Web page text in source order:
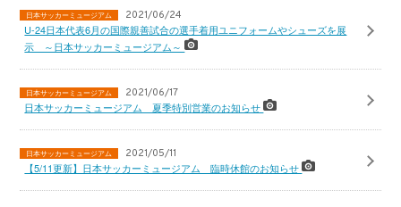
日本サッカーミュージアム 2021/06/24
U-24日本代表6月の国際親善試合の選手着用ユニフォームやシューズを展
示 ～日本サッカーミュージアム～
日本サッカーミュージアム 2021/06/17
日本サッカーミュージアム 夏季特別営業のお知らせ
日本サッカーミュージアム 2021/05/11
【5/11更新】日本サッカーミュージアム 臨時休館のお知らせ